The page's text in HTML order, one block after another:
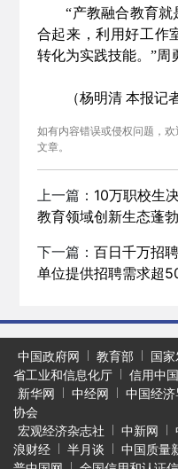
“产教融合教育就
合起来，利用好工作
转化为实践技能。”周
（杨明清 本报记者
如有内容错误或侵权问题，
文章。
上一篇： 10万职校生
教育领域创新生态蓬
下一篇： 百日千万招
单位提供招聘需求超
中国政府网 教育部 国
省工业和信息化厅
信用中国
新华网
中经网 中国经济
协会
宏观经济杂志社
中新网
浪财经
半月谈 中国质量